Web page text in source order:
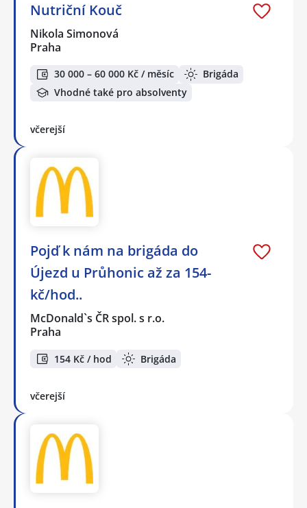
Nutriční Kouč
Nikola Simonová
Praha
30 000 – 60 000 Kč / měsíc
Brigáda
Vhodné také pro absolventy
včerejší
Pojď k nám na brigáda do
Újezd u Průhonic až za 154-
kč/hod..
McDonald`s ČR spol. s r.o.
Praha
154 Kč / hod Brigáda
včerejší